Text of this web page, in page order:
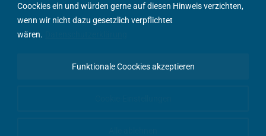
Coockies ein und würden gerne auf diesen Hinweis verzichten,
wenn wir nicht dazu gesetzlich verpflichtet
wären.
Funktionale Coockies akzeptieren
Podcasts
Positionspapier
English Content